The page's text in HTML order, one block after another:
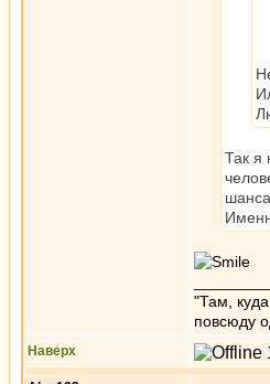
Так я
"Там,
повсюду
Наверх